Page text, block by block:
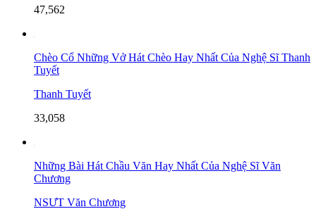
47,562
Chèo Cổ Những Vở Hát Chèo Hay Nhất Của Nghệ Sĩ Thanh
Tuyết
Thanh Tuyết
33,058
Những Bài Hát Chầu Văn Hay Nhất Của Nghệ Sĩ Văn
Chương
NSƯT Văn Chương